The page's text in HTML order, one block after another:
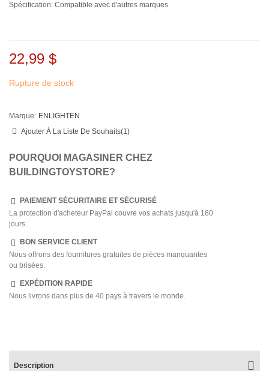
Spécification: Compatible avec d'autres marques
22,99 $
Rupture de stock
Marque: ENLIGHTEN
Ajouter À La Liste De Souhaits(1)
POURQUOI MAGASINER CHEZ
BUILDINGTOYSTORE?
PAIEMENT SÉCURITAIRE ET SÉCURISÉ
La protection d'acheteur PayPal couvre vos achats jusqu'à 180
jours.
BON SERVICE CLIENT
Nous offrons des fournitures gratuites de pièces manquantes
ou brisées.
EXPÉDITION RAPIDE
Nous livrons dans plus de 40 pays à travers le monde.
Description